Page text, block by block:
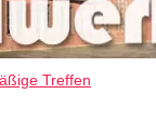
Treffen